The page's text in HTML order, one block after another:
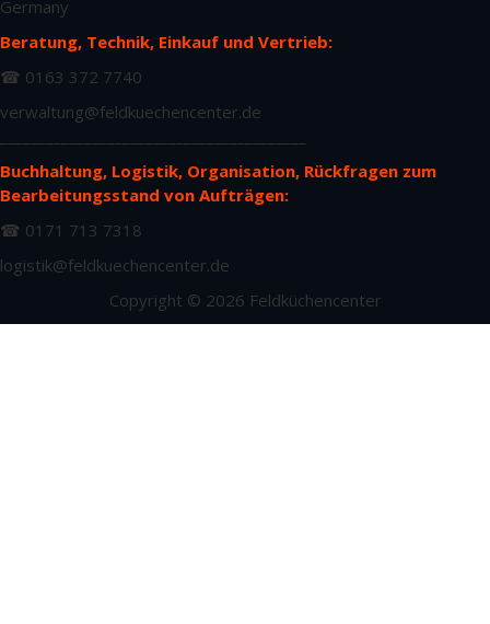
Germany
Beratung, Technik, Einkauf und Vertrieb:
☎ 0163 372 7740
verwaltung@feldkuechencenter.de
Buchhaltung, Logistik, Organisation, Rückfragen zum
Bearbeitungsstand von Aufträgen:
☎ 0171 713 7318
logistik@feldkuechencenter.de
Copyright © 2026 Feldküchencenter